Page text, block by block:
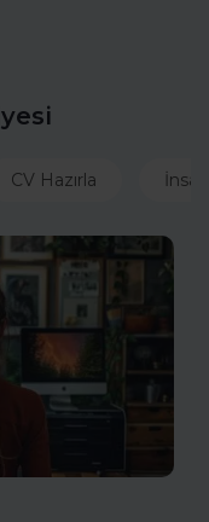
CV Hazırla